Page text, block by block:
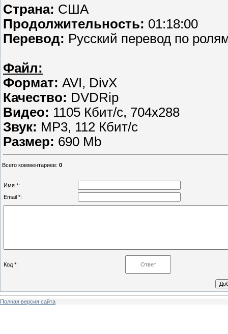
Страна: США
Продолжительность: 01:18:00
Перевод: Русский перевод по
Файл:
Формат: AVI, DivX
Качество: DVDRip
Видео: 1105 Кбит/с, 704х288
Звук: MP3, 112 Кбит/с
Размер: 690 Mb
Всего комментариев: 0
Имя *:
Email *:
Код *:
Полная версия сайта